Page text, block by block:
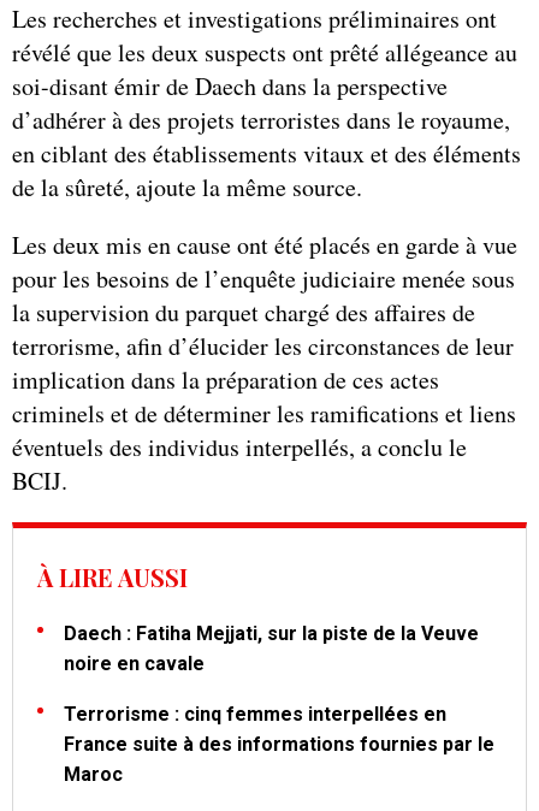
Les recherches et investigations préliminaires ont
révélé que les deux suspects ont prêté allégeance au
soi-disant émir de Daech dans la perspective
d’adhérer à des projets terroristes dans le royaume,
en ciblant des établissements vitaux et des éléments
de la sûreté, ajoute la même source.
Les deux mis en cause ont été placés en garde à vue
pour les besoins de l’enquête judiciaire menée sous
la supervision du parquet chargé des affaires de
terrorisme, afin d’élucider les circonstances de leur
implication dans la préparation de ces actes
criminels et de déterminer les ramifications et liens
éventuels des individus interpellés, a conclu le
BCIJ.
À LIRE AUSSI
Daech : Fatiha Mejjati, sur la piste de la Veuve
noire en cavale
Terrorisme : cinq femmes interpellées en
France suite à des informations fournies par le
Maroc